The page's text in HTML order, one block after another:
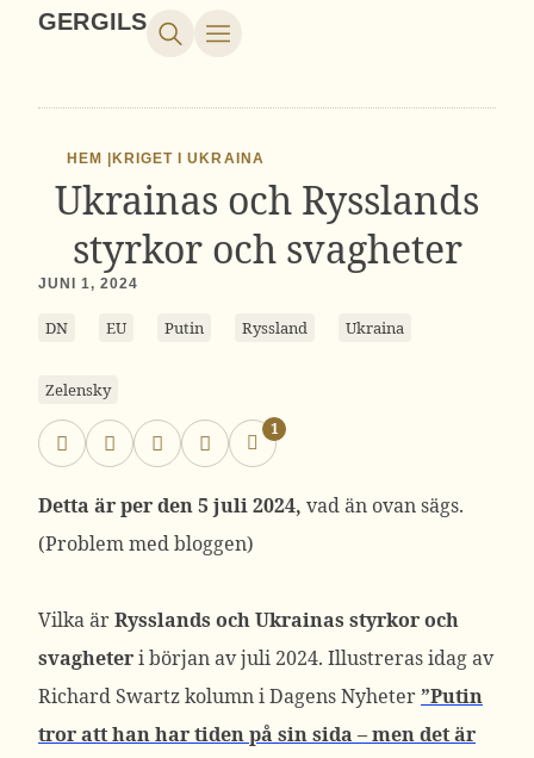
GERGILS
HEM | KRIGET I UKRAINA
Ukrainas och Rysslands
styrkor och svagheter
JUNI 1, 2024
DN EU Putin Ryssland Ukraina
Zelensky
1
Detta är per den 5 juli 2024, vad än ovan sägs.
(Problem med bloggen)
Vilka ärRysslands och Ukrainas styrkor och
svagheteri början av juli 2024. Illustreras idag av
Richard Swartz kolumn i Dagens Nyheter”Putin
tror att han har tiden på sin sida – men det är